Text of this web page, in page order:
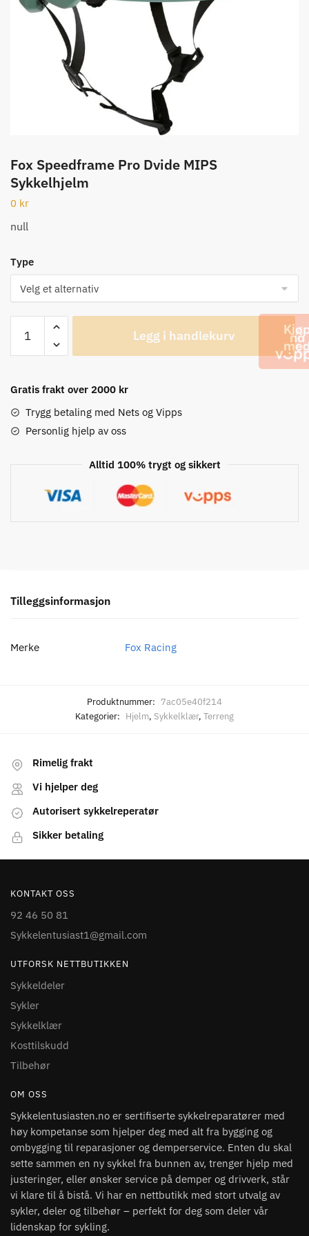
Fox Speedframe Pro Dvide MIPS
Sykkelhjelm
0 kr
null
Type
Speedframe
Pro
MIPS
Sykkelhjelm
Legg i handlekurv
Gratis frakt over 2000 kr
Trygg betaling med Nets og Vipps
Personlig hjelp av oss
Alltid 100% trygt og sikkert
Tilleggsinformasjon
Merke Fox Racing
Produktnummer: 7ac05e40f214
Kategorier: Hjelm, Sykkelklær, Terreng
Rimelig frakt
Vi hjelper deg
Autorisert sykkelreperatør
Sikker betaling
KONTAKT OSS
92 46 50 81
Sykkelentusiast1@gmail.com
UTFORSK NETTBUTIKKEN
Sykkeldeler
Sykler
Sykkelklær
Kosttilskudd
Tilbehør
OM OSS
Sykkelentusiasten.no er sertifiserte sykkelreparatører med
høy kompetanse som hjelper deg med alt fra bygging og
ombygging til reparasjoner og demperservice. Enten du skal
sette sammen en ny sykkel fra bunnen av, trenger hjelp med
justeringer, eller ønsker service på demper og drivverk, står
vi klare til å bistå. Vi har en nettbutikk med stort utvalg av
sykler, deler og tilbehør – perfekt for deg som deler vår
lidenskap for sykling.